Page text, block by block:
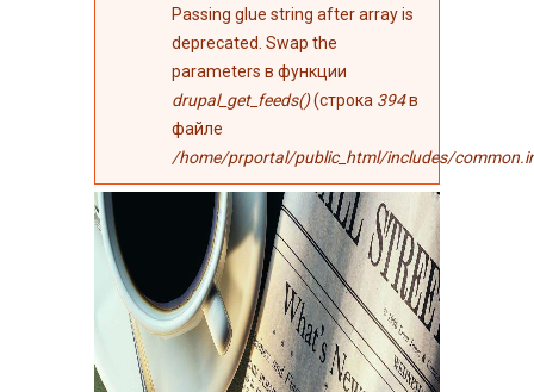
Passing glue string after array is
deprecated. Swap the
parameters в функции
drupal_get_feeds()(строка 394в
файле
/home/prportal/public_html/includes/